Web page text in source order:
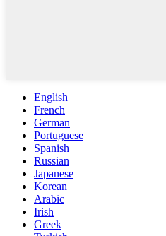
English
French
German
Portuguese
Spanish
Russian
Japanese
Korean
Arabic
Irish
Greek